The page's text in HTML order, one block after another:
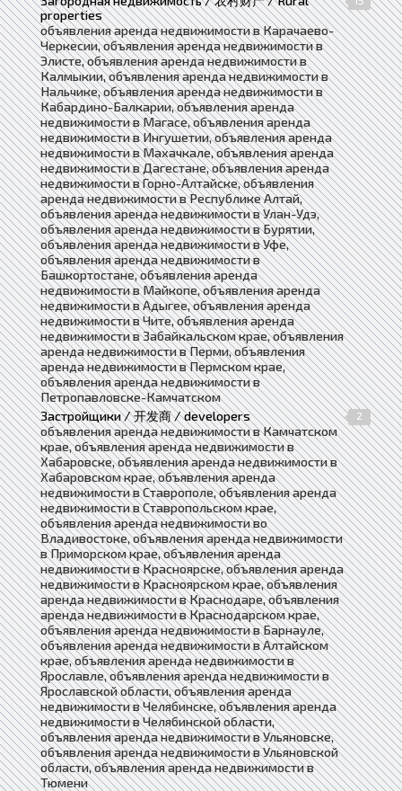
properties
объявления аренда недвижимости в Карачаево-
Черкесии, объявления аренда недвижимости в
Элисте, объявления аренда недвижимости в
Калмыкии, объявления аренда недвижимости в
Нальчике, объявления аренда недвижимости в
Кабардино-Балкарии, объявления аренда
недвижимости в Магасе, объявления аренда
недвижимости в Ингушетии, объявления аренда
недвижимости в Махачкале, объявления аренда
недвижимости в Дагестане, объявления аренда
недвижимости в Горно-Алтайске, объявления
аренда недвижимости в Республике Алтай,
объявления аренда недвижимости в Улан-Удэ,
объявления аренда недвижимости в Бурятии,
объявления аренда недвижимости в Уфе,
объявления аренда недвижимости в
Башкортостане, объявления аренда
недвижимости в Майкопе, объявления аренда
недвижимости в Адыгее, объявления аренда
недвижимости в Чите, объявления аренда
недвижимости в Забайкальском крае, объявления
аренда недвижимости в Перми, объявления
аренда недвижимости в Пермском крае,
объявления аренда недвижимости в
Петропавловске-Камчатском
Застройщики / 开发商 / developers
2
объявления аренда недвижимости в Камчатском
крае, объявления аренда недвижимости в
Хабаровске, объявления аренда недвижимости в
Хабаровском крае, объявления аренда
недвижимости в Ставрополе, объявления аренда
недвижимости в Ставропольском крае,
объявления аренда недвижимости во
Владивостоке, объявления аренда недвижимости
в Приморском крае, объявления аренда
недвижимости в Красноярске, объявления аренда
недвижимости в Красноярском крае, объявления
аренда недвижимости в Краснодаре, объявления
аренда недвижимости в Краснодарском крае,
объявления аренда недвижимости в Барнауле,
объявления аренда недвижимости в Алтайском
крае, объявления аренда недвижимости в
Ярославле, объявления аренда недвижимости в
Ярославской области, объявления аренда
недвижимости в Челябинске, объявления аренда
недвижимости в Челябинской области,
объявления аренда недвижимости в Ульяновске,
объявления аренда недвижимости в Ульяновской
области, объявления аренда недвижимости в
Тюмени